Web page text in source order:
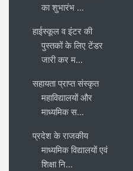
का शुभारंभ ...
हाईस्कूल व इंटर की
पुस्तकों के लिए टेंडर
जारी कर म...
सहायता प्राप्त संस्कृत
महाविद्यालयों और
माध्यमिक स...
प्रदेश के राजकीय
माध्यमिक विद्यालयों एवं
शिक्षा नि...